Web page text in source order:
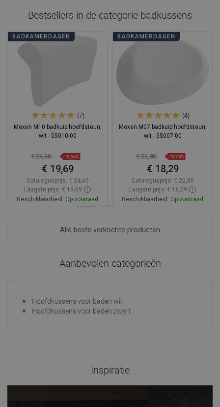
Bestsellers in de categorie badkussens
BADKAMERDAGEN
(7)
Mexen M10 badkuip hoofdsteun,
wit - 55010-00
€ 24,60 -19,96%
€ 19,69
Catalogusprijs: € 24,60
Laagste prijs: € 19,69
Beschikbaarheid: Op voorraad
BADKAMERDAGEN
(4)
Mexen M07 badkuip hoofdsteun,
wit - 55007-00
€ 22,80 -19,78%
€ 18,29
Catalogusprijs: € 22,80
Laagste prijs: € 18,29
Beschikbaarheid: Op voorraad
Alle beste verkochte producten
Aanbevolen categorieën
Hoofdkussens voor baden wit
Hoofdkussens voor baden zwart
Inspiratie